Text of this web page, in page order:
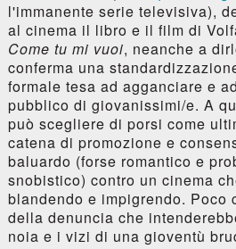
l'immanente serie televisiva),
al cinema il libro e il film di
Come tu mi vuoi, neanche a
conferma una
formale tesa ad agganciare e
pubblico di giovanissimi/e. A
può scegliere di porsi come
catena di promozione e
baluardo (forse romantico e
snobistico) contro un cinema
blandendo e impigrendo. Poco
della denuncia che
noia e i vizi di una gioventù